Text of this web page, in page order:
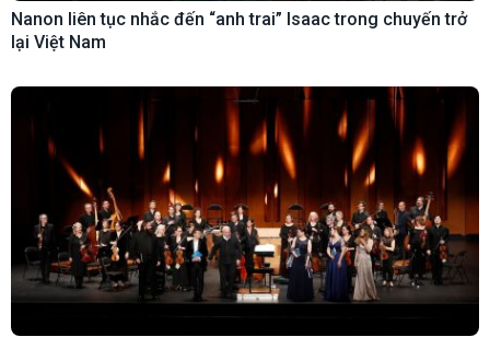
Nanon liên tục nhắc đến “anh trai” Isaac trong chuyến trở
lại Việt Nam